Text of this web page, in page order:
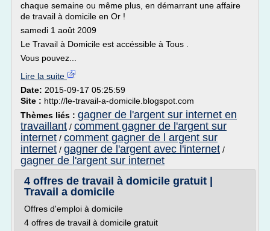
chaque semaine ou même plus, en démarrant une affaire
de travail à domicile en Or !
samedi 1 août 2009
Le Travail à Domicile est accéssible à Tous .
Vous pouvez...
Lire la suite
Date: 2015-09-17 05:25:59
Site : http://le-travail-a-domicile.blogspot.com
Thèmes liés : gagner de l'argent sur internet en
travaillant / comment gagner de l'argent sur
internet / comment gagner de l argent sur
internet / gagner de l'argent avec l'internet /
gagner de l'argent sur internet
4 offres de travail à domicile gratuit |
Travail a domicile
Offres d'emploi à domicile
4 offres de travail à domicile gratuit